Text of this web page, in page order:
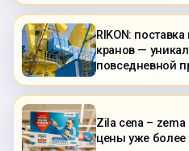
RIKON:
кранов —
повседневной
Zila cena –
цены уже более